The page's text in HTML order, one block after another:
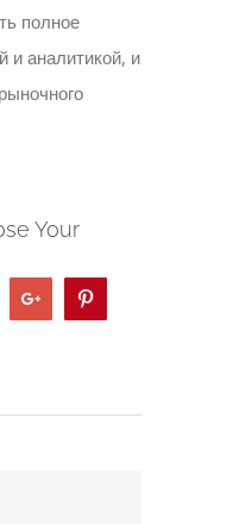
полное
и аналитикой, и
Your
Google+